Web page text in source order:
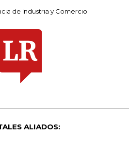
de Industria y Comercio
ALIADOS: